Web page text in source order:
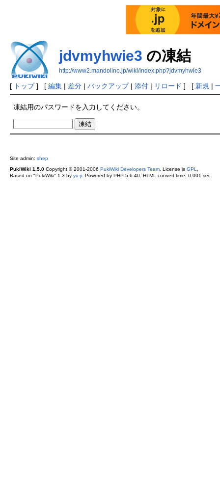
jdvmyhwie3 の凍結
http://www2.mandolino.jp/wiki/index.php?jdvmyhwie3
[ トップ] [ 編集| 差分| バックアップ| 添付| リロード ] [ 新規 |
凍結用のパスワードを入力してください。
Site admin: shep
PukiWiki 1.5.0Copyright © 2001-2006 PukiWiki Developers Team. License is GPL.
Based on "PukiWiki" 1.3 by yu-ji. Powered by PHP 5.6.40. HTML convert time: 0.001 sec.